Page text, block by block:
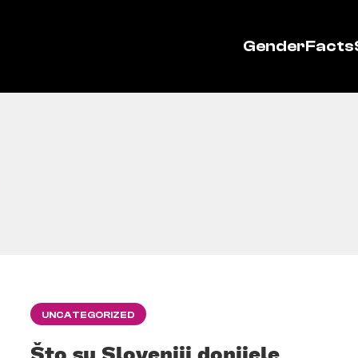
GenderFacts
UNCATEGORIZED